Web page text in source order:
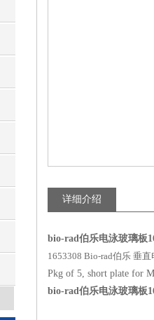
详细介绍
bio-rad伯乐电泳玻璃板
1653308 Bio-rad伯乐 垂
Pkg of 5, short plate for
bio-rad伯乐电泳玻璃板